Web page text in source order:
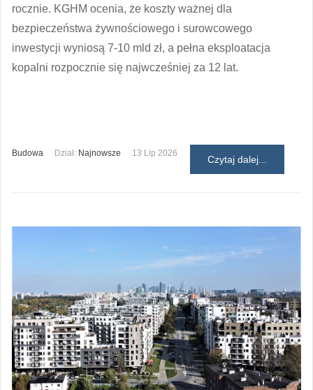
rocznie. KGHM ocenia, że koszty ważnej dla
bezpieczeństwa żywnościowego i surowcowego
inwestycji wyniosą 7-10 mld zł, a pełna eksploatacja
kopalni rozpocznie się najwcześniej za 12 lat.
Budowa Dział: Najnowsze 13 Lip 2026
Czytaj dalej...